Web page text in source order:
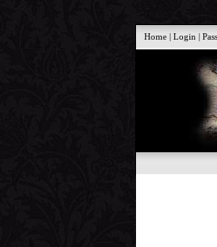
Home |Login |